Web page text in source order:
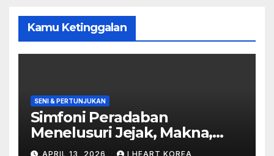
Kamu Ketinggalan
SENI & PERTUNJUKAN
Simfoni Peradaban
Menelusuri Jejak, Makna,
dan Masa Depan Seni
APRIL 13, 2026 I HEART KOREA